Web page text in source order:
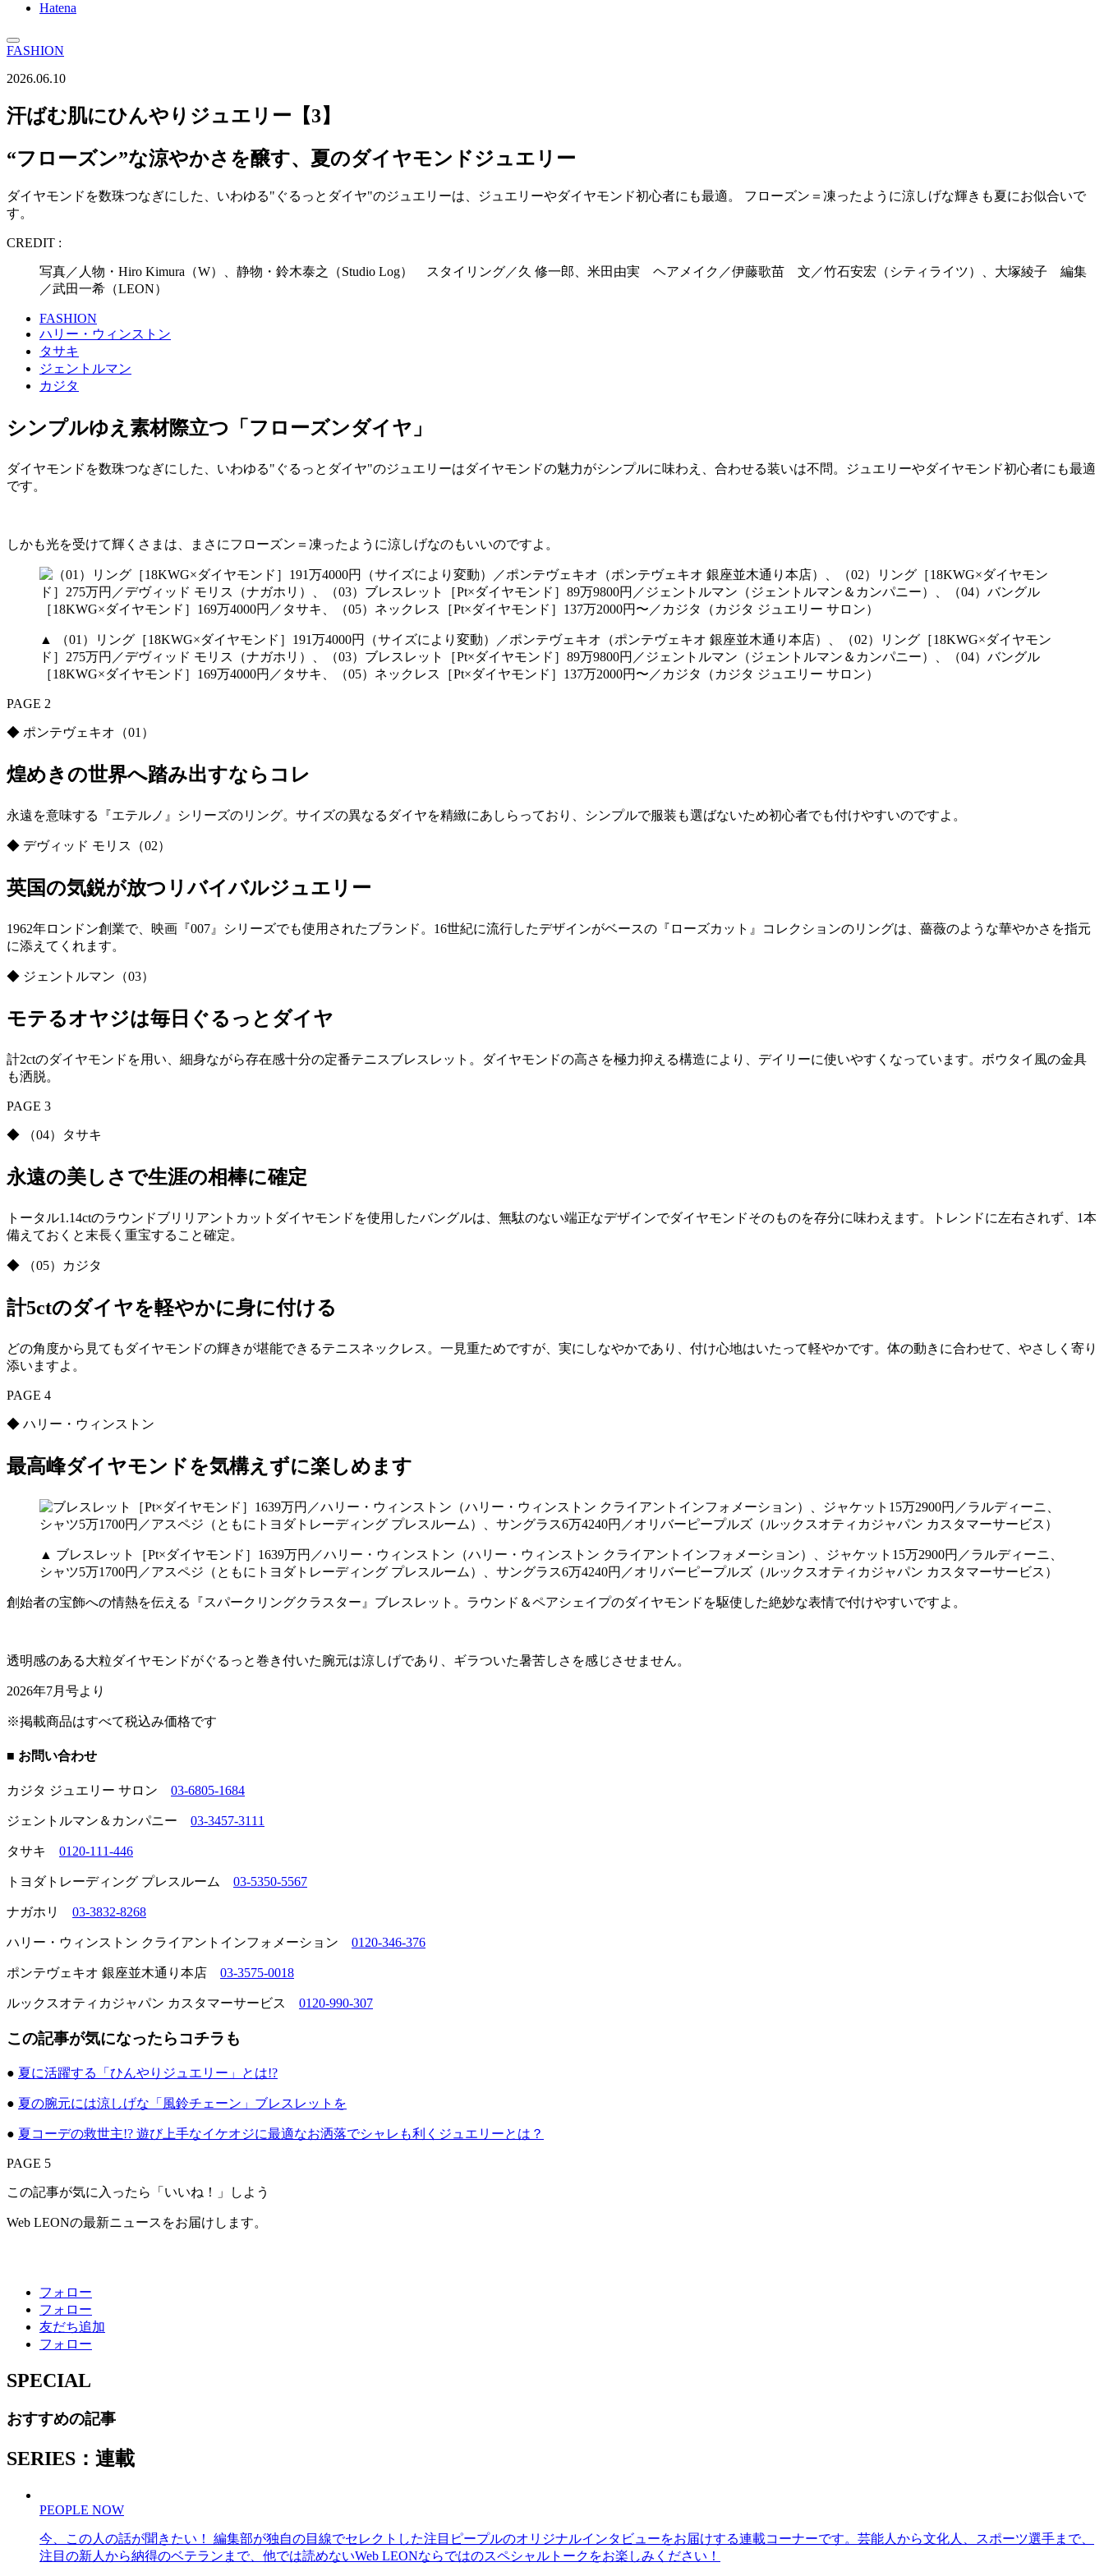
Hatena
FASHION
2026.06.10
汗ばむ肌にひんやりジュエリー【3】
“フローズン”な涼やかさを醸す、夏のダイヤモンドジュエリー
ダイヤモンドを数珠つなぎにした、いわゆる"ぐるっとダイヤ"のジュエリーは、ジュエリーやダイヤモンド初心者にも最適。 フローズン＝凍ったように涼しげな輝きも夏にお似合いで
す。
CREDIT :
写真／人物・Hiro Kimura（W）、静物・鈴木泰之（Studio Log） スタイリング／久 修一郎、米田由実 ヘアメイク／伊藤歌苗 文／竹石安宏（シティライツ）、大塚綾子 編集
／武田一希（LEON）
FASHION
ハリー・ウィンストン
タサキ
ジェントルマン
カジタ
シンプルゆえ素材際立つ「フローズンダイヤ」
ダイヤモンドを数珠つなぎにした、いわゆる"ぐるっとダイヤ"のジュエリーはダイヤモンドの魅力がシンプルに味わえ、合わせる装いは不問。ジュエリーやダイヤモンド初心者にも最適
です。
しかも光を受けて輝くさまは、まさにフローズン＝凍ったように涼しげなのもいいのですよ。
▲ （01）リング［18KWG×ダイヤモンド］191万4000円（サイズにより変動）／ポンテヴェキオ（ポンテヴェキオ 銀座並木通り本店）、（02）リング［18KWG×ダイヤモン
ド］275万円／デヴィッド モリス（ナガホリ）、（03）ブレスレット［Pt×ダイヤモンド］89万9800円／ジェントルマン（ジェントルマン＆カンパニー）、（04）バングル
［18KWG×ダイヤモンド］169万4000円／タサキ、（05）ネックレス［Pt×ダイヤモンド］137万2000円〜／カジタ（カジタ ジュエリー サロン）
PAGE 2
◆ ポンテヴェキオ（01）
煌めきの世界へ踏み出すならコレ
永遠を意味する『エテルノ』シリーズのリング。サイズの異なるダイヤを精緻にあしらっており、シンプルで服装も選ばないため初心者でも付けやすいのですよ。
◆ デヴィッド モリス（02）
英国の気鋭が放つリバイバルジュエリー
1962年ロンドン創業で、映画『007』シリーズでも使用されたブランド。16世紀に流行したデザインがベースの『ローズカット』コレクションのリングは、薔薇のような華やかさを指元
に添えてくれます。
◆ ジェントルマン（03）
モテるオヤジは毎日ぐるっとダイヤ
計2ctのダイヤモンドを用い、細身ながら存在感十分の定番テニスブレスレット。ダイヤモンドの高さを極力抑える構造により、デイリーに使いやすくなっています。ボウタイ風の金具
も洒脱。
PAGE 3
◆ （04）タサキ
永遠の美しさで生涯の相棒に確定
トータル1.14ctのラウンドブリリアントカットダイヤモンドを使用したバングルは、無駄のない端正なデザインでダイヤモンドそのものを存分に味わえます。トレンドに左右されず、1本
備えておくと末長く重宝すること確定。
◆ （05）カジタ
計5ctのダイヤを軽やかに身に付ける
どの角度から見てもダイヤモンドの輝きが堪能できるテニスネックレス。一見重ためですが、実にしなやかであり、付け心地はいたって軽やかです。体の動きに合わせて、やさしく寄り
添いますよ。
PAGE 4
◆ ハリー・ウィンストン
最高峰ダイヤモンドを気構えずに楽しめます
▲ ブレスレット［Pt×ダイヤモンド］1639万円／ハリー・ウィンストン（ハリー・ウィンストン クライアントインフォメーション）、ジャケット15万2900円／ラルディーニ、
シャツ5万1700円／アスペジ（ともにトヨダトレーディング プレスルーム）、サングラス6万4240円／オリバーピープルズ（ルックスオティカジャパン カスタマーサービス）
創始者の宝飾への情熱を伝える『スパークリングクラスター』ブレスレット。ラウンド＆ペアシェイプのダイヤモンドを駆使した絶妙な表情で付けやすいですよ。
透明感のある大粒ダイヤモンドがぐるっと巻き付いた腕元は涼しげであり、ギラついた暑苦しさを感じさせません。
2026年7月号より
※掲載商品はすべて税込み価格です
■ お問い合わせ
カジタ ジュエリー サロン 03-6805-1684
ジェントルマン＆カンパニー 03-3457-3111
タサキ 0120-111-446
トヨダトレーディング プレスルーム 03-5350-5567
ナガホリ 03-3832-8268
ハリー・ウィンストン クライアントインフォメーション 0120-346-376
ポンテヴェキオ 銀座並木通り本店 03-3575-0018
ルックスオティカジャパン カスタマーサービス 0120-990-307
この記事が気になったらコチラも
● 夏に活躍する「ひんやりジュエリー」とは!?
● 夏の腕元には涼しげな「風鈴チェーン」ブレスレットを
● 夏コーデの救世主!? 遊び上手なイケオジに最適なお洒落でシャレも利くジュエリーとは？
PAGE 5
この記事が気に入ったら「いいね！」しよう
Web LEONの最新ニュースをお届けします。
フォロー
フォロー
友だち追加
フォロー
SPECIAL
おすすめの記事
SERIES：連載
PEOPLE NOW
今、この人の話が聞きたい！ 編集部が独自の目線でセレクトした注目ピープルのオリジナルインタビューをお届けする連載コーナーです。芸能人から文化人、スポーツ選手まで、
注目の新人から納得のベテランまで、他では読めないWeb LEONならではのスペシャルトークをお楽しみください！